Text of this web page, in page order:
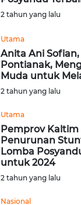
2 tahun yang lalu
Utama
Anita Ani
Pontianak,
Muda untuk
2 tahun yang lalu
Utama
Pemprov
Penurunan
Lomba
untuk 2024
2 tahun yang lalu
Nasional